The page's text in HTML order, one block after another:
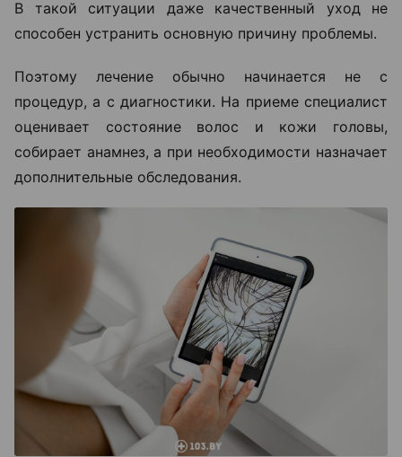
В такой ситуации даже качественный уход не
способен устранить основную причину проблемы.
Поэтому лечение обычно начинается не с
процедур, а с диагностики. На приеме специалист
оценивает состояние волос и кожи головы,
собирает анамнез, а при необходимости назначает
дополнительные обследования.